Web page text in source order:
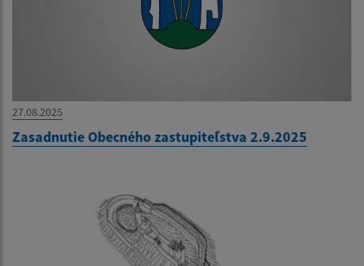
27.08.2025
Zasadnutie Obecného zastupiteľstva 2.9.2025